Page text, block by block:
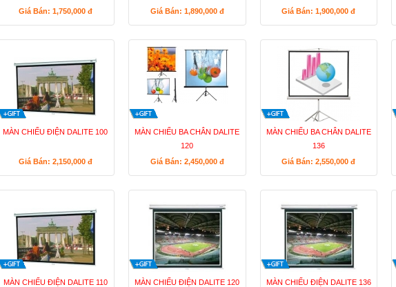
Giá Bán: 1,750,000 đ
Giá Bán: 1,890,000 đ
Giá Bán: 1,900,000đ
MÀN CHIẾU ĐIỆN DALITE 100
Giá Bán: 2,150,000 đ
MÀN CHIẾU BA CHÂN DALITE
120
Giá Bán: 2,450,000 đ
MÀN CHIẾU BA CHÂN DALITE
136
Giá Bán: 2,550,000đ
MÀN CHIẾU ĐIỆN DALITE 110 MÀN CHIẾU ĐIỆN DALITE 120 MÀN CHIẾU ĐIỆN DALITE 136